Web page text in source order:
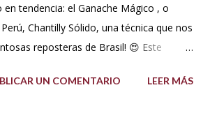
tendencia: el Ganache Mágico , o
Chantilly Sólido, una técnica que nos
reposteras de Brasil! 😍 Este
al enfriarse, evitando así que se
UN COMENTARIO LEER MÁS